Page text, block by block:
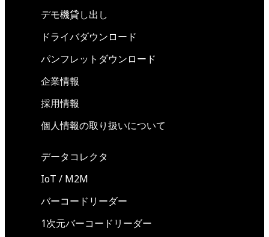
デモ機貸し出し
ドライバダウンロード
パンフレットダウンロード
企業情報
採用情報
個人情報の取り扱いについて
データコレクタ
IoT / M2M
バーコードリーダー
1次元バーコードリーダー